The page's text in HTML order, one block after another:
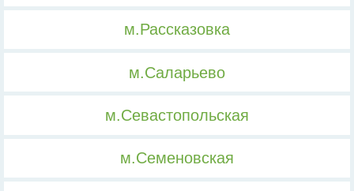
м.Рассказовка
м.Саларьево
м.Севастопольская
м.Семеновская